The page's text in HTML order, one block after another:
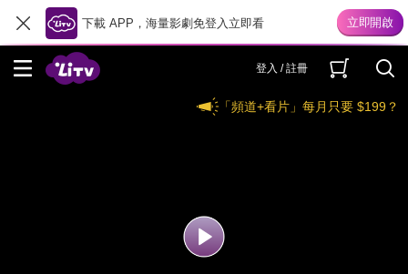
下載 APP，海量影劇免登入立即看
登入 / 註冊
「頻道+看片」每月只要 $199？